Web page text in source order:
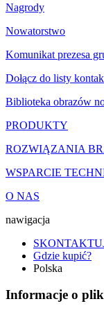
Nagrody
Nowatorstwo
Komunikat prezesa
Dołącz do listy
Biblioteka obrazów
PRODUKTY
ROZWIĄZANIA
WSPARCIE
O NAS
nawigacja
Gdzie kupić?
Polska
Informacje o